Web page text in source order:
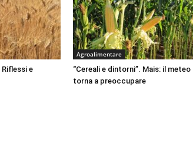
Riflessi e
Agroalimentare
“Cereali e dintorni”. Mais: il meteo
torna a preoccupare